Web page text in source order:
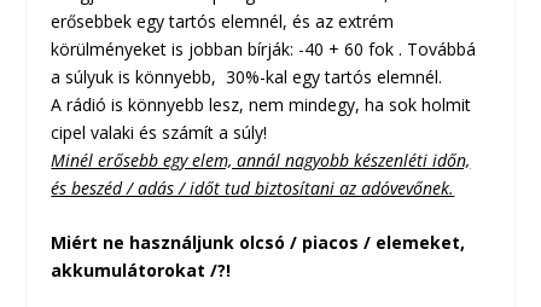
erősebbek egy tartós elemnél, és az extrém
körülményeket is jobban bírják: -40 + 60 fok . Továbbá
a súlyuk is könnyebb, 30%-kal egy tartós elemnél.
A rádió is könnyebb lesz, nem mindegy, ha sok holmit
cipel valaki és számít a súly!
Minél erősebb egy elem, annál nagyobb készenléti időn,
és beszéd / adás / időt tud biztosítani az adóvevőnek.
Miért ne használjunk olcsó / piacos / elemeket,
akkumulátorokat /?!